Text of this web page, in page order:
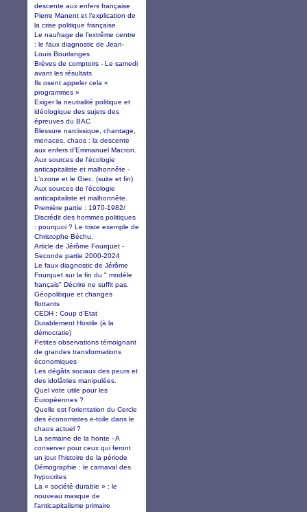
descente aux enfers française
Pierre Manent et l’explication de
la crise politique française
Le naufrage de l’extrême centre
: le faux diagnostic de Jean-
Louis Bourlanges
Brèves de comptoirs - Le samedi
avant les résultats
Ils osent appeler cela «
programmes »
Exiger la neutralité politique et
idéologique des sujets des
épreuves du BAC
Blessure narcissique, chantage,
menaces, chaos : la descente
aux enfers d'Emmanuel Macron.
Aux sources de l'écologie
anticapitaliste et malhonnête -
L'ozone et le Giec. (suite et fin)
Aux sources de l'écologie
anticapitaliste et malhonnête.
Première partie : 1970-1982/
Discrédit des hommes politiques
: pourquoi ? Le triste exemple de
Christophe Béchu.
Article de Jérôme Fourquet -
Seconde partie 2000-2024
Le faux diagnostic de Jérôme
Fourquet sur la fin du " modèle
français" Décrire ne suffit pas.
Géopolitique et changes
flottants
CEDH : Coup d’Etat
Durablement Hostile (à la
démocratie)
Petites observations témoignant
de grandes transformations
économiques
Les dégâts sociaux des peurs et
des idolâtries manipulées.
Quel vote utile pour les
Européennes ?
Quelle est l'orientation du Cercle
des économistes e-toile dans le
chaos actuel ?
La semaine de la honte - A
conserver pour ceux qui feront
un jour l'histoire de la période
Démographie : le carnaval des
hypocrites
La « société durable » : le
nouveau masque de
l’anticapitalisme primaire